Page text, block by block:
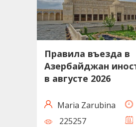
Правила въезда в
Азербайджан
в августе 2026
Maria Zarubina
225257